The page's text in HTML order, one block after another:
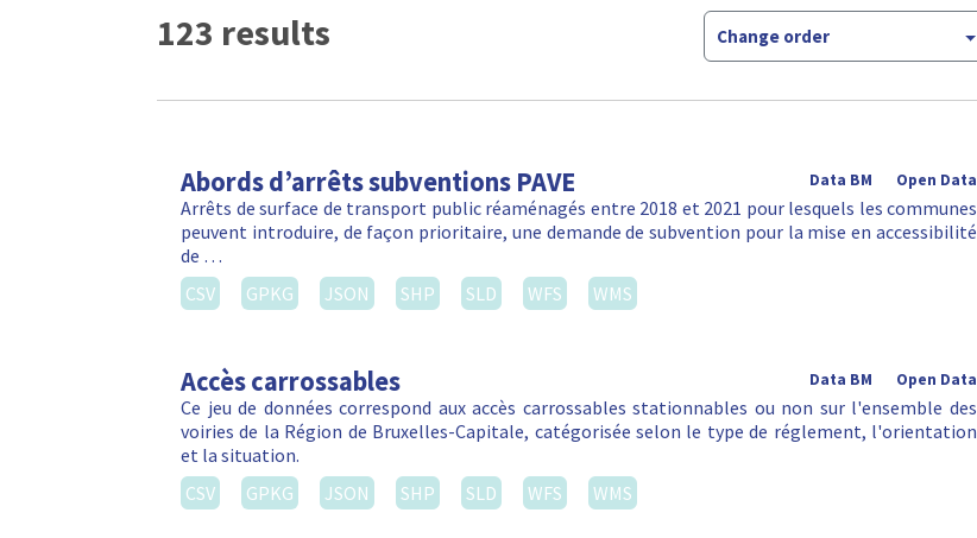
123 results Change order
Abords d’arrêts subventions PAVE Open Data
Data BM
Arrêts de surface de transport public réaménagés entre 2018 et 2021 pour lesquels les communes
peuvent introduire, de façon prioritaire, une demande de subvention pour la mise en accessibilité
de …
CSV
GPKG JSON SHP SLD WFS WMS
Accès carrossables Open Data
Data BM
Ce jeu de données correspond aux accès carrossables stationnables ou non sur l'ensemble des
voiries de la Région de Bruxelles-Capitale, catégorisée selon le type de réglement, l'orientation
et la situation.
CSV
GPKG JSON SHP SLD WFS WMS